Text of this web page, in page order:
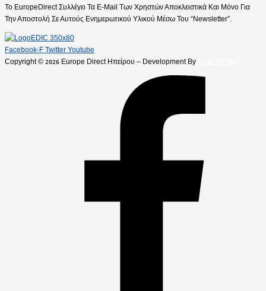
Το EuropeDirect Συλλέγει Τα E-Mail Των Χρηστών Αποκλειστικά Και Μόνο Για
Την Αποστολή Σε Αυτούς Ενημερωτικού Υλικού Μέσω Του “Newsletter”.
Facebook-F Twitter Youtube
Copyright © 2026 Europe Direct Ηπείρου – Development By